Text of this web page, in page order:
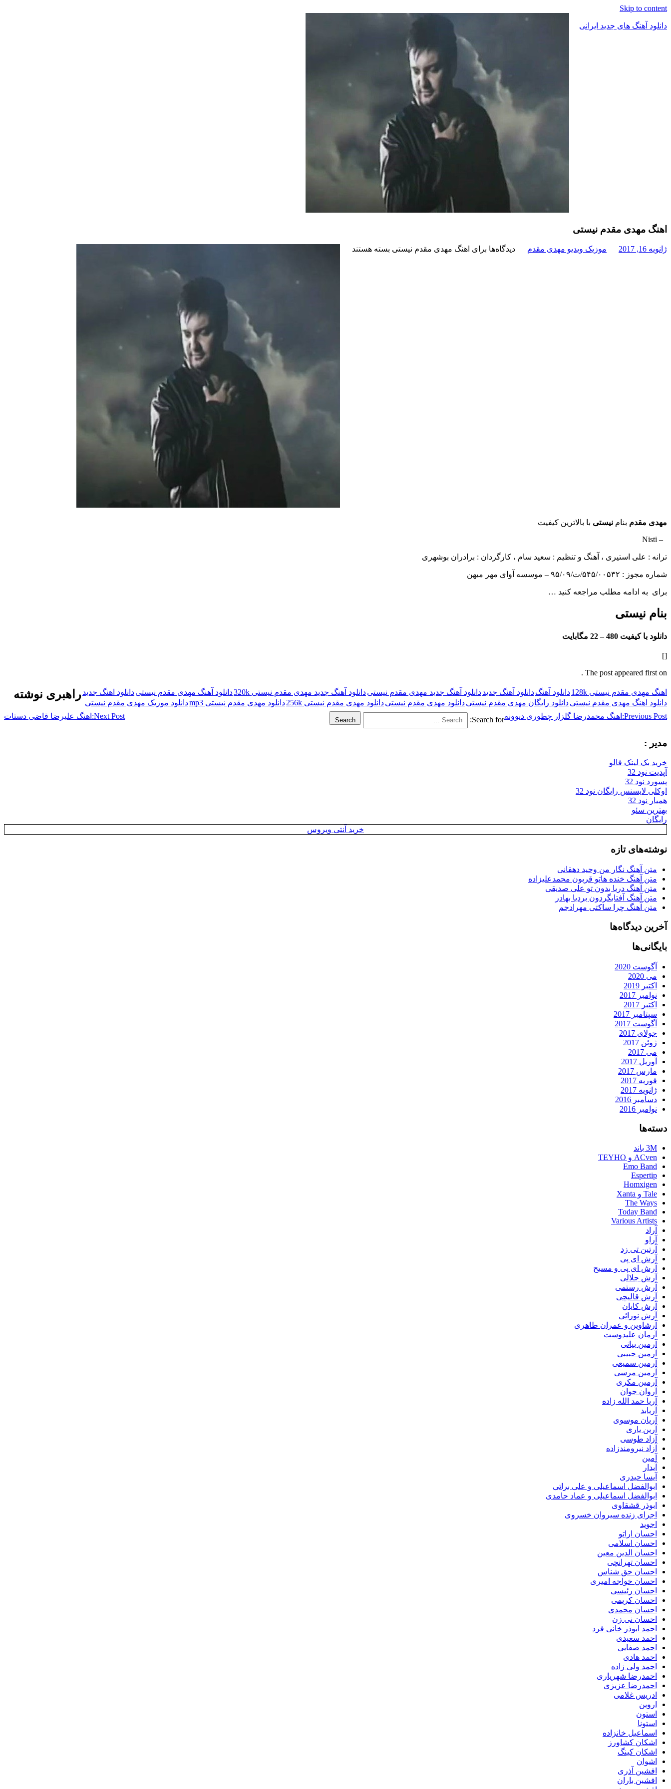
Skip to content
دانلود آهنگ های جدید ایرانی
اهنگ مهدی مقدم نیستی
ژانویه 16, 2017 موزیک ویدیو مهدی مقدم دیدگاه‌ها برای اهنگ مهدی مقدم نیستی بسته هستند
مهدی مقدم بنام نیستی با بالاترین کیفیت
– Nisti
ترانه : علی استیری ، آهنگ و تنظیم : سعید سام ، کارگردان : برادران بوشهری
شماره مجوز : ۵۴۵/۰۰۵۳۲/ت/۹۵/۰۹ – موسسه آوای مهر میهن
برای به ادامه مطلب مراجعه کنید …
بنام نیستی
دانلود با کیفیت 480 – 22 مگابایت
[]
The post appeared first on .
اهنگ مهدی مقدم نیستی 128k دانلود آهنگدانلود آهنگ جدیددانلود آهنگ جدید مهدی مقدم نیستیدانلود آهنگ جدید مهدی مقدم نیستی 320k دانلود آهنگ مهدی مقدم نیستیدانلود اهنگ جدید
دانلود اهنگ مهدی مقدم نیستیدانلود رایگان مهدی مقدم نیستیدانلود مهدی مقدم نیستیدانلود مهدی مقدم نیستی 256k دانلود مهدی مقدم نیستی mp3 دانلود موزیک مهدی مقدم نیستی
راهبری نوشته
Previous Post: اهنگ محمدرضا گلزار چطوری دیوونه Next Post: اهنگ علیرضا قاضی دستات Search for:
Search
مدیر :
خرید بک لینک فالو
آپدیت نود 32
پسورد نود 32
اوکلی لایسنس رایگان نود 32
همیار نود 32
بهترین سئو
رایگان
خرید آنتی ویروس
نوشته‌های تازه
متن آهنگ نگار من وحید دهقانی
متن آهنگ خنده هاتو قربون محمدعلیزاده
متن آهنگ دریا بدون تو علی صدیقی
متن آهنگ آفتابگردون بردیا بهادر
متن آهنگ چرا ساکتی مهرادجم
آخرین دیدگاه‌ها
بایگانی‌ها
آگوست 2020
می 2020
اکتبر 2019
نوامبر 2017
اکتبر 2017
سپتامبر 2017
آگوست 2017
جولای 2017
ژوئن 2017
می 2017
آوریل 2017
مارس 2017
فوریه 2017
ژانویه 2017
دسامبر 2016
نوامبر 2016
دسته‌ها
3M باند
ACven و TEYHO
Emo Band
Espertip
Homxigen
Tale و Xanta
The Ways
Today Band
Various Artists
آراد
آراو
آرتین تی زد
آرش ای پی
آرش ای پی و مسیح
آرش جلالی
آرش رستمی
آرش قالیچی
آرش کایان
آرش نورائی
آرشاوین و عمران طاهری
آرمان علیدوست
آرمین بیانی
آرمین حبیبی
آرمین سمیعی
آرمین مرسی
آرمین مکری
آروان جوان
آریا حمد الله زاده
آریابد
آریان موسوی
آرین یاری
آزاد طوسی
آزاد نیرومندزاده
آمین
آیدار
آیسا حیدری
ابوالفضل اسماعیلی و علی براتی
ابوالفضل اسماعیلی و عماد حامدی
ابوذر قشقاوی
اجرای زنده سیروان خسروی
اجوید
احسان اراتو
احسان اسلامی
احسان الدین معین
احسان تهرانچی
احسان حق شناس
احسان خواجه امیری
احسان رئیسی
احسان کریمی
احسان محمدی
احسان نی زن
احمد ابوذر خانی فرد
احمد سعیدی
احمد صفایی
احمد هادی
احمد ولی زاده
احمدرضا شهریاری
احمدرضا عزیزی
ادریس غلامی
اروین
استون
استونا
اسماعیل خانزاده
اشکان کشاورز
اشکان کینگ
اشوان
افشین آذری
افشین باران